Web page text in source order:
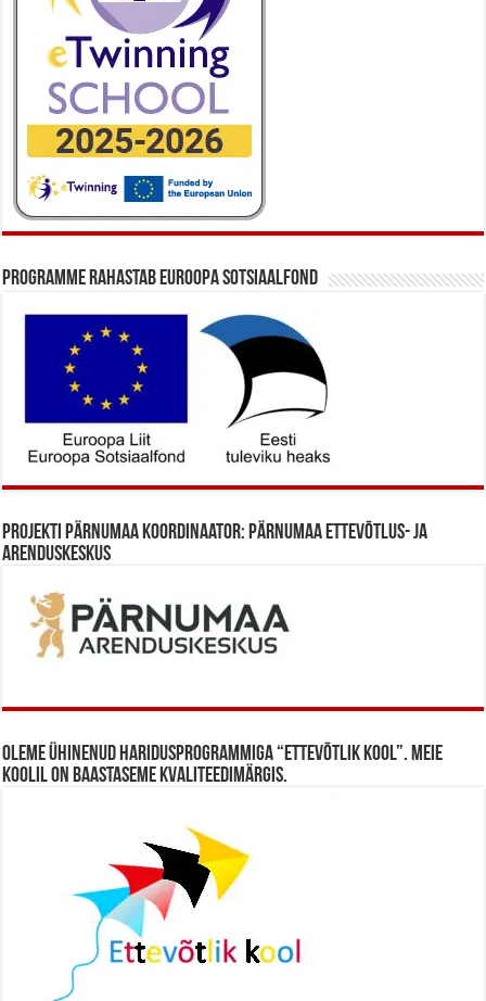
Programme rahastab Euroopa Sotsiaalfond
Projekti Pärnumaa koordinaator: Pärnumaa Ettevõtlus- ja
Arenduskeskus
Oleme ühinenud haridusprogrammiga “Ettevõtlik Kool”. Meie
koolil on baastaseme kvaliteedimärgis.